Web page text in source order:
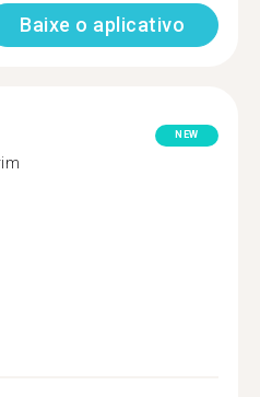
Baixe o aplicativo
NEW